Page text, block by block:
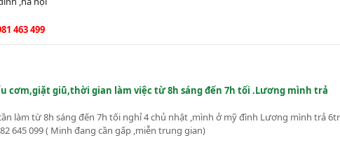
463 499
cơm,giặt giũ,thời gian làm việc từ 8h sáng đến 7h tối .Lương mình trả
làm từ 8h sáng đến 7h tối nghỉ 4 chủ nhật ,mình ở mỹ đình Lương mình trả
645 099 ( Minh đang cần gấp ,miễn trung gian)